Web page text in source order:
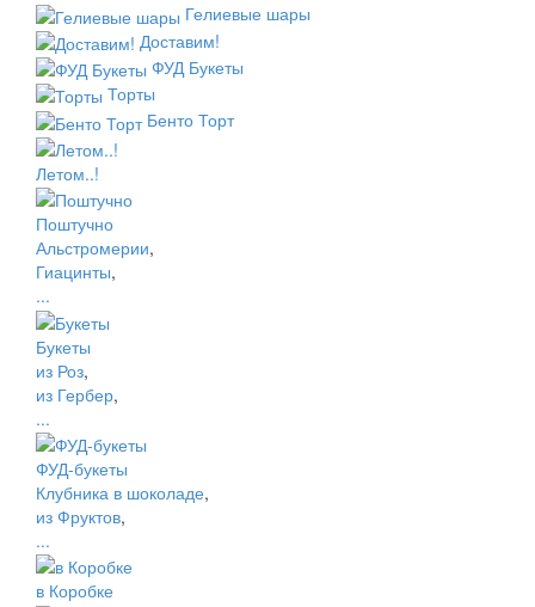
Гелиевые шары
Доставим!
ФУД Букеты
Торты
Бенто Торт
Летом..!
Поштучно
Альстромерии,
Гиацинты,
...
Букеты
из Роз,
из Гербер,
...
ФУД-букеты
Клубника в шоколаде,
из Фруктов,
...
в Коробке